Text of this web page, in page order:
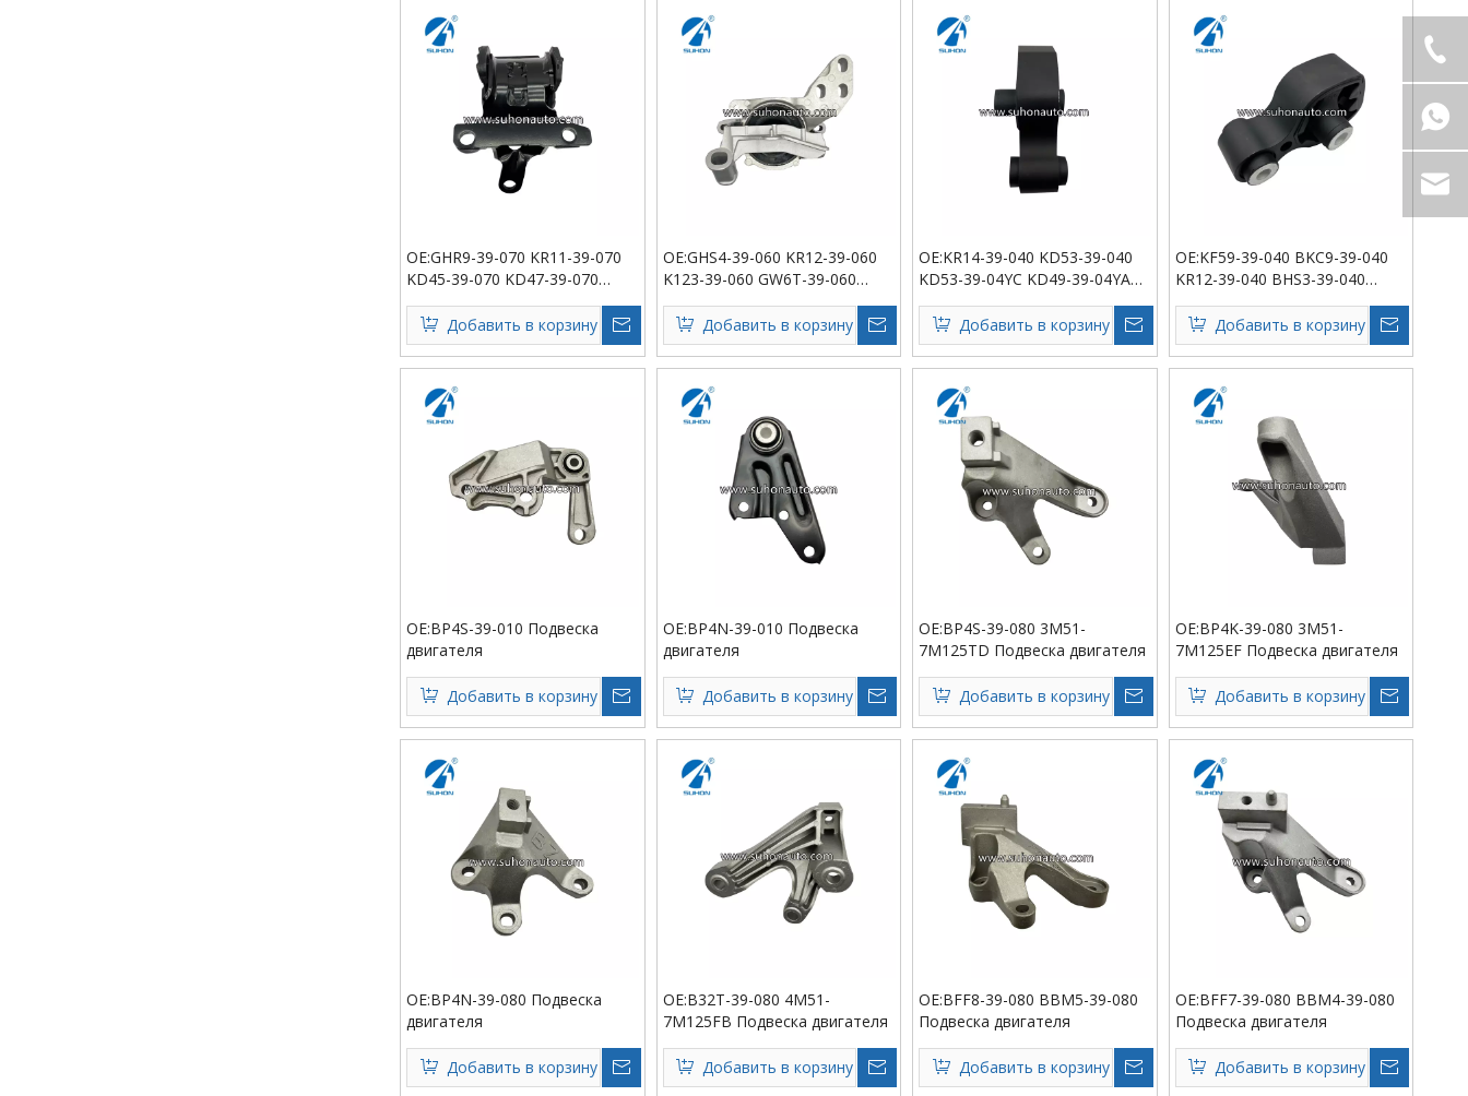
OE:GHR9-39-070 KR11-39-070
KD45-39-070 KD47-39-070
GW6T-39-070 Engine Mount
Добавить в корзину
OE:GHS4-39-060 KR12-39-060
K123-39-060 GW6T-39-060
KD47-39-060 Подвеска
двигателя
Добавить в корзину
OE:KR14-39-040 KD53-39-040
KD53-39-04YC KD49-39-04YA
KF60-39-04YA Подвеска
двигателя
Добавить в корзину
OE:KF59-39-040 BKC9-39-040
KR12-39-040 BHS3-39-040
B61V-39-040 Подвеска
двигателя
Добавить в корзину
OE:BP4S-39-010 Подвеска
двигателя
Добавить в корзину
OE:BP4N-39-010 Подвеска
двигателя
Добавить в корзину
OE:BP4S-39-080 3M51-
7M125TD Подвеска двигателя
Добавить в корзину
OE:BP4K-39-080 3M51-
7M125EF Подвеска двигателя
Добавить в корзину
OE:BP4N-39-080 Подвеска
двигателя
Добавить в корзину
OE:B32T-39-080 4M51-
7M125FB Подвеска двигателя
Добавить в корзину
OE:BFF8-39-080 BBM5-39-080
Подвеска двигателя
Добавить в корзину
OE:BFF7-39-080 BBM4-39-080
Подвеска двигателя
Добавить в корзину